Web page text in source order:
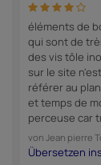
éléments de
qui sont de
des vis tôle
sur le site
référer au
et temps de
perceuse car
von Jean pierre